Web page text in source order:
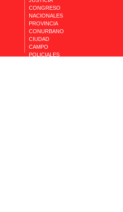
CONGRESO
NACIONALES
PROVINCIA
CONURBANO
CIUDAD
CAMPO
POLICIALES